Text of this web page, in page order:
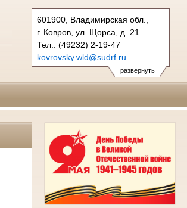
развернуть
601900, Владимирская обл.,
г. Ковров, ул. Щорса, д. 21
Тел.: (49232) 2-19-47
kovrovsky.wld@sudrf.ru